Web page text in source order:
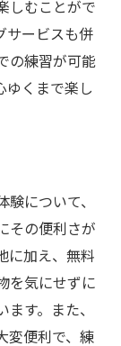
しむことがで
サービスも併
の練習が可能
ゆくまで楽し
について、
その便利さが
に加え、無料
を気にせずに
す。また、
変便利で、練